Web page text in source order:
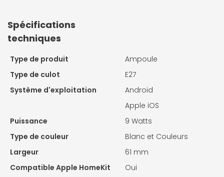
Spécifications
techniques
Type de produit
Ampoule
Type de culot
E27
Système d'exploitation
Android
Apple iOS
Puissance
9 Watts
Type de couleur
Blanc et Couleurs
Largeur
61 mm
Compatible Apple HomeKit
Oui